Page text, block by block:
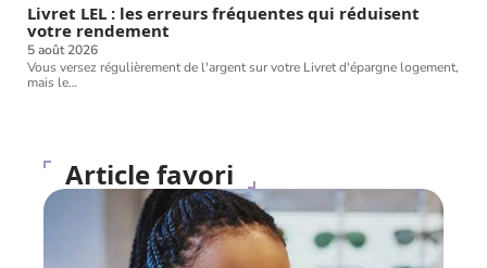
Livret LEL : les erreurs fréquentes qui réduisent
votre rendement
5 août 2026
Vous versez régulièrement de l'argent sur votre Livret d'épargne logement,
mais le…
Article favori